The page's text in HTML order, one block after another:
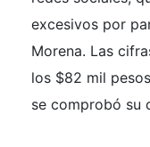
excesivos por
Morena. Las
los $82 mil
se comprobó su